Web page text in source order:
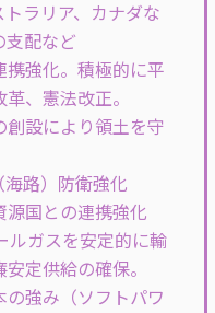
ラリア、カナダな
支配など
強化。積極的に平
、憲法改正。
設により領土を守
路）防衛強化
国との連携強化
ルガスを安定的に輸
定供給の確保。
強み（ソフトパワ